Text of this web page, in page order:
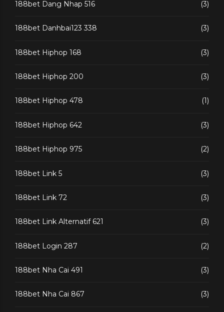
188bet Dang Nhap 516 (3)
188bet Danhbai123 338 (3)
188bet Hiphop 168 (3)
188bet Hiphop 200 (3)
188bet Hiphop 478 (1)
188bet Hiphop 642 (3)
188bet Hiphop 975 (2)
188bet Link 5 (3)
188bet Link 72 (3)
188bet Link Alternatif 621 (3)
188bet Login 287 (2)
188bet Nha Cai 491 (3)
188bet Nha Cai 867 (3)